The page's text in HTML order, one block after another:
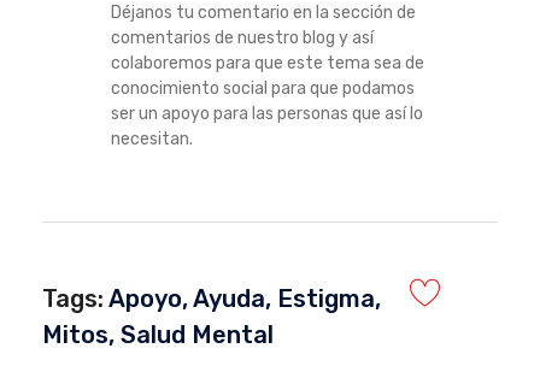
Déjanos tu comentario en la sección de
comentarios de nuestro blog y así
colaboremos para que este tema sea de
conocimiento social para que podamos
ser un apoyo para las personas que así lo
necesitan.
Tags: Apoyo,Ayuda, Estigma,
Mitos, Salud Mental